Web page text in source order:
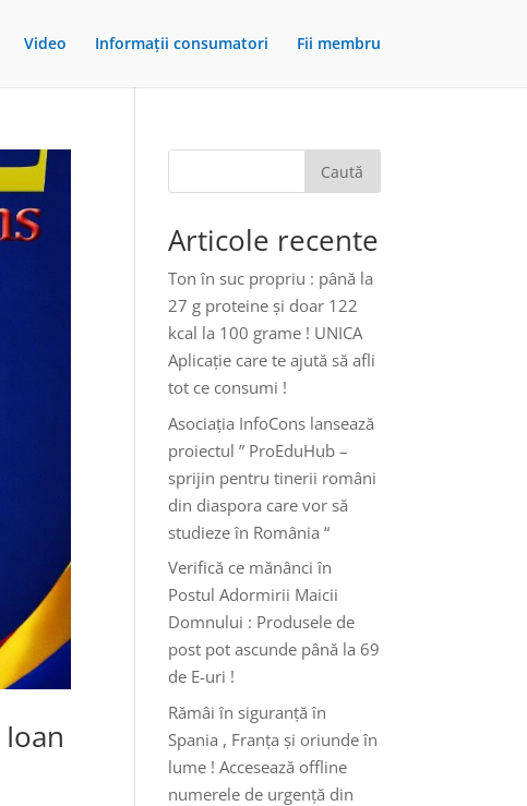
Video Informații consumatori Fii membru
Caută
Articole recente
Ton în suc propriu : până la
27 g proteine și doar 122
kcal la 100 grame ! UNICA
Aplicație care te ajută să afli
tot ce consumi !
Asociația InfoCons lansează
proiectul ” ProEduHub –
sprijin pentru tinerii români
din diaspora care vor să
studieze în România “
Verifică ce mănânci în
Postul Adormirii Maicii
Domnului : Produsele de
post pot ascunde până la 69
de E-uri !
Rămâi în siguranță în
Spania , Franța și oriunde în
lume ! Accesează offline
numerele de urgență din